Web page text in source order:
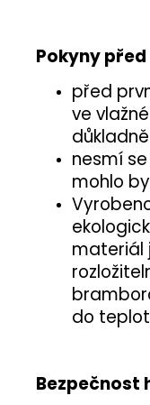
Pokyny
před
ve
nesmí
mohlo
materiál
do
Bezpečnost